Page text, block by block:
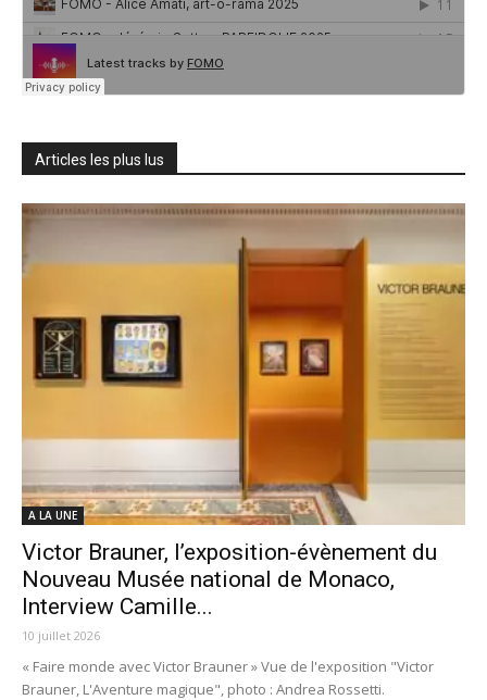
Articles les plus lus
A LA UNE
Victor Brauner, l’exposition-évènement du
Nouveau Musée national de Monaco,
Interview Camille...
10 juillet 2026
« Faire monde avec Victor Brauner » Vue de l'exposition "Victor
Brauner, L'Aventure magique", photo : Andrea Rossetti.